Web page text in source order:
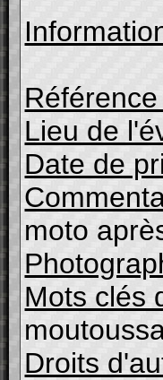
Lieu de
Date de
moto
Mots clés
Droits